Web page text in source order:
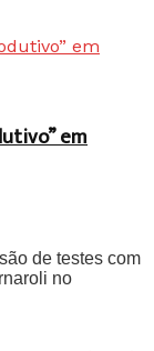
em
de testes com
no